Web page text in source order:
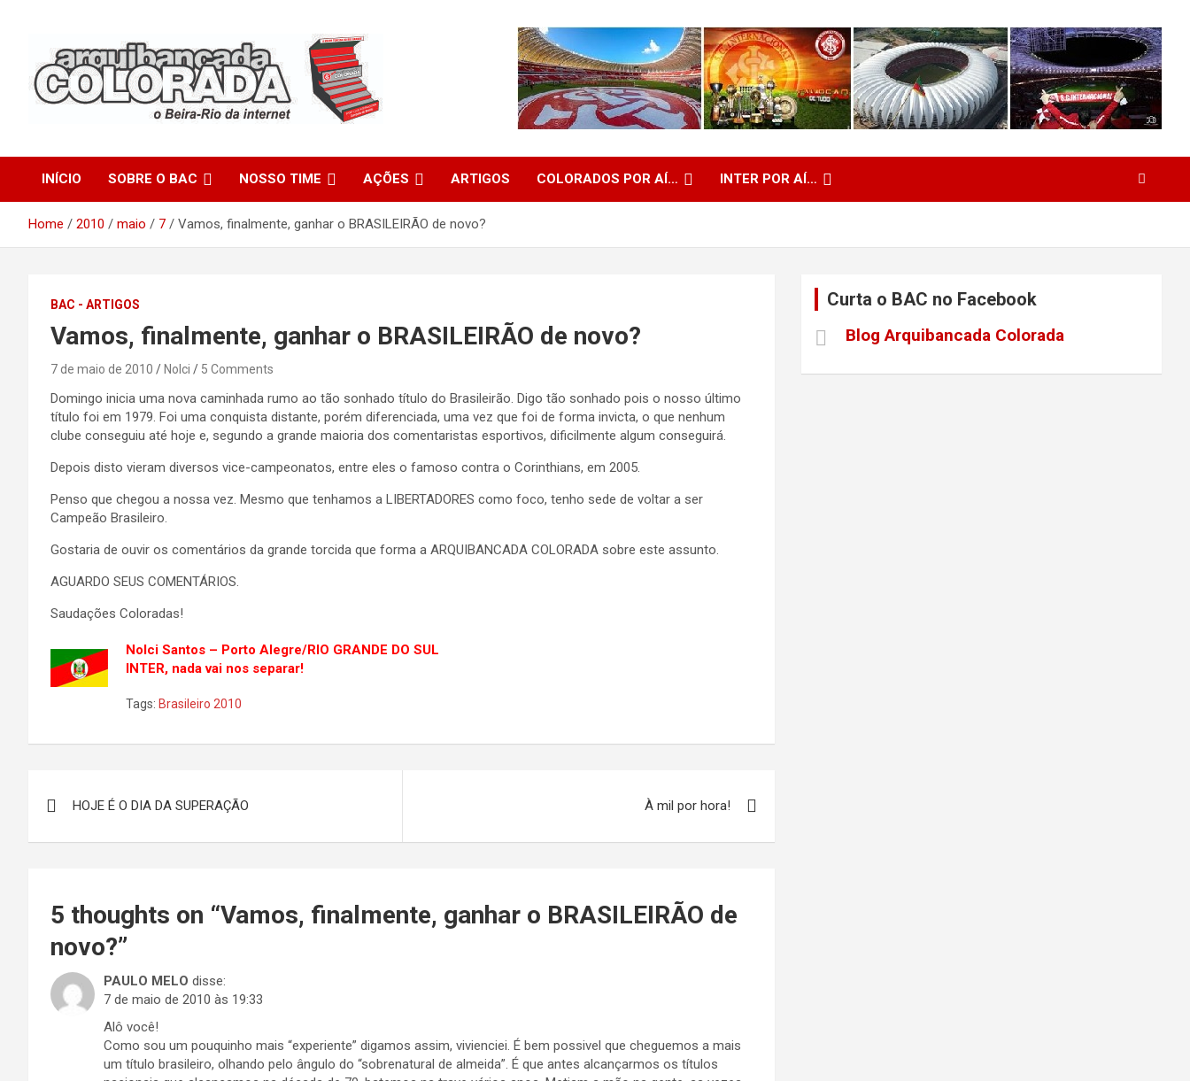
Arquibancada Colorada
INÍCIO SOBRE O BAC NOSSO TIME AÇÕES ARTIGOS COLORADOS POR AÍ… INTER POR AÍ…
Home 2010 maio 7 Vamos, finalmente, ganhar o BRASILEIRÃO de novo?
BAC - ARTIGOS
Vamos, finalmente, ganhar o BRASILEIRÃO de novo?
7 de maio de 2010 Nolci 5 Comments
Domingo inicia uma nova caminhada rumo ao tão sonhado título do Brasileirão. Digo tão sonhado pois o nosso último
título foi em 1979. Foi uma conquista distante, porém diferenciada, uma vez que foi de forma invicta, o que nenhum
clube conseguiu até hoje e, segundo a grande maioria dos comentaristas esportivos, dificilmente algum conseguirá.
Depois disto vieram diversos vice-campeonatos, entre eles o famoso contra o Corinthians, em 2005.
Penso que chegou a nossa vez. Mesmo que tenhamos a LIBERTADORES como foco, tenho sede de voltar a ser
Campeão Brasileiro.
Gostaria de ouvir os comentários da grande torcida que forma a ARQUIBANCADA COLORADA sobre este assunto.
AGUARDO SEUS COMENTÁRIOS.
Saudações Coloradas!
Nolci Santos – Porto Alegre/RIO GRANDE DO SUL
INTER, nada vai nos separar!
Tags: Brasileiro 2010
de
HOJE É O DIA DA SUPERAÇÃO À mil por hora!
5 thoughts on “Vamos, finalmente, ganhar o BRASILEIRÃO de
novo?”
PAULO MELO disse:
7 de maio de 2010 às 19:33
Alô você!
Como sou um pouquinho mais “experiente” digamos assim, vivienciei. É bem possivel que cheguemos a mais
um título brasileiro, olhando pelo ângulo do “sobrenatural de almeida”. É que antes alcançarmos os títulos
Curta o BAC no Facebook
Blog Arquibancada Colorada